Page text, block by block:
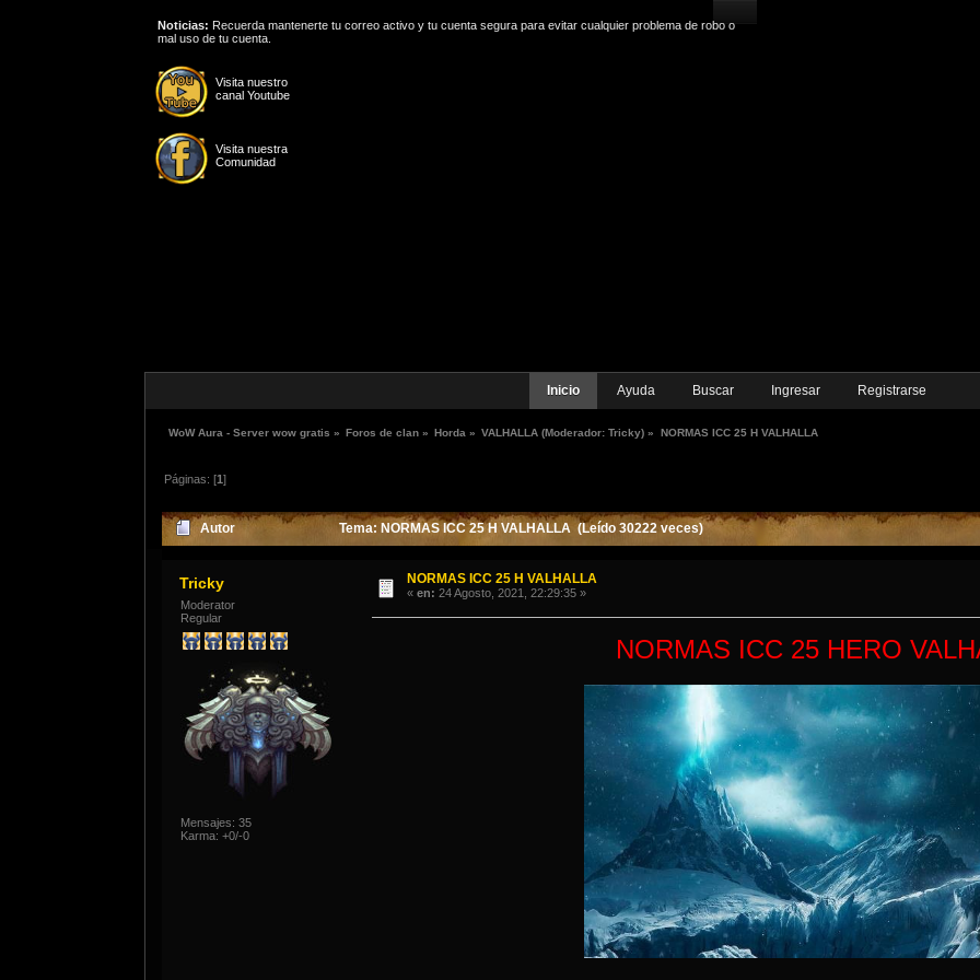
Visita nuestro
canal Youtube
Visita nuestra
Comunidad
Noticias: Recuerda mantenerte tu correo activo y tu cuenta segura para evitar cualquier problema de robo o
mal uso de tu cuenta.
Inicio Ayuda Buscar Ingresar Registrarse
WoW Aura - Server wow gratis » Foros de clan » Horda » VALHALLA (Moderador:Tricky) » NORMAS ICC 25 H VALHALLA
Páginas: [1]
Autor Tema: NORMAS ICC 25 H VALHALLA (Leído 30222 veces)
Tricky
Moderator
Regular
Mensajes: 35
Karma: +0/-0
NORMAS ICC 25 H VALHALLA
« en: 24 Agosto, 2021, 22:29:35 »
NORMAS ICC 25 HERO